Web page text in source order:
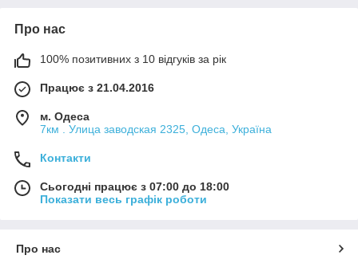
Про нас
100% позитивних з 10 відгуків за рік
Працює з 21.04.2016
м. Одеса
7км . Улица заводская 2325, Одеса, Україна
Контакти
Сьогодні працює з 07:00 до 18:00
Показати весь графік роботи
Про нас